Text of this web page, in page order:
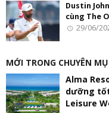
Dustin
cùng The
29/06/
MỚI TRONG CHUYÊN
Alma
dưỡng
Leisure